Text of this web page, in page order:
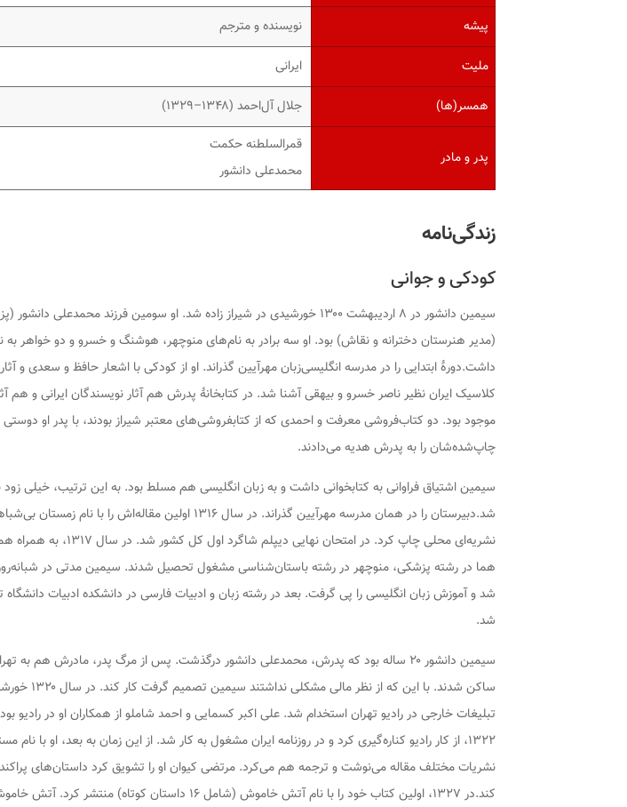
پیشه
نویسنده و مترجم
ملیت
ایرانی
همسر(ها)
جلال آل‌احمد (۱۳۴۸–۱۳۲۹)
پدر و مادر
قمرالسلطنه حکمت
محمدعلی دانشور
زندگی‌نامه
کودکی و جوانی
سیمین دانشور در ۸ اردیبهشت ۱۳۰۰ خورشیدی در شیراز زاده شد. او سومین فرزند
(مدیر هنرستان دخترانه و نقاش) بود. او سه برادر به نام‌های منوچهر، هوشنگ و خسرو و دو خواهر به
داشت.دورهٔ ابتدایی را در مدرسه انگلیسی‌زبان مهرآیین گذراند. او از کودکی با اشعار حافظ و سعدی و
کلاسیک ایران نظیر ناصر خسرو و بیهقی آشنا شد. در کتابخانهٔ پدرش هم آثار نویسندگان ایرانی و هم
موجود بود. دو کتاب‌فروشی معرفت و احمدی که از کتابفروشی‌های معتبر شیراز بودند، با پدر او
چاپ‌شده‌شان را به پدرش هدیه می‌دادند.
سیمین اشتیاق فراوانی به کتابخوانی داشت و به زبان انگلیسی هم مسلط بود. به این ترتیب، خیلی زود
شد.دبیرستان را در همان مدرسه مهرآیین گذراند. در سال ۱۳۱۶ اولین مقاله‌اش را با نام
زمستان
نشریه‌ای محلی چاپ کرد. در امتحان
هما در رشته پزشکی، منوچهر در رشته باستان‌شناسی مشغول تحصیل شدند. سیمین مدتی در
شد و آموزش زبان انگلیسی را پی گرفت. بعد در رشته زبان و ادبیات فارسی در دانشکده ادبیات
شد.
سیمین دانشور ۲۰ ساله بود که پدرش، محمدعلی دانشور درگذشت. پس از مرگ پدر، مادرش هم به
ساکن شدند. با این
تبلیغات خارجی در رادیو تهران استخدام شد. علی اکبر کسمایی و احمد شاملو از همکاران او در رادیو
۱۳۲۲، از کار رادیو کناره‌گیری کرد و در روزنامه ایران مشغول به کار شد. از این زمان به بعد، او با نام مستعار
نشریات مختلف مقاله می‌نوشت و ترجمه هم می‌کرد. مرتضی کیوان او را تشویق کرد داستان‌های
کند.در ۱۳۲۷، اولین کتاب خود را با نام
آتش خاموش (شامل ۱۶ داستان کوتاه) منتشر کرد. آتش